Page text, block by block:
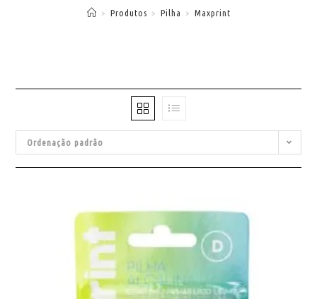
> Produtos > Pilha > Maxprint
Ordenação padrão